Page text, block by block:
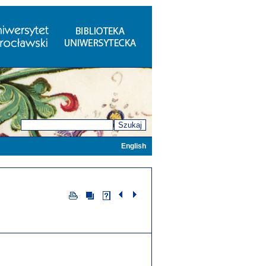
Szukaj
English